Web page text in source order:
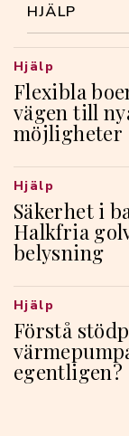
HJÄLP
Flexibla
vägen till
möjligheter
Hjälp
Säkerhet i
Halkfria
belysning
Hjälp
Förstå
egentligen?
Hjälp